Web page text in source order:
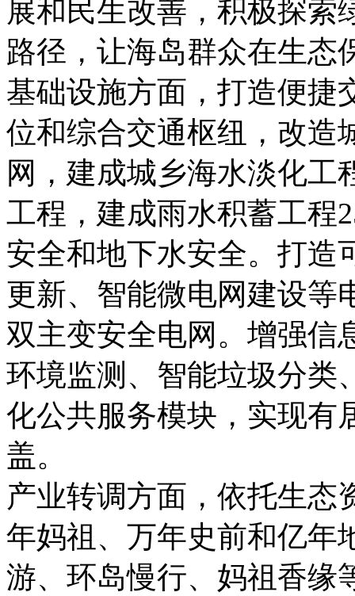
展和民生改善，积极探索
路径，让海岛群众在生态
基础设施方面，打造便捷
位和综合交通枢纽，改造
网，建成城乡海水淡化工
工程，建成雨水积蓄工程
安全和地下水安全。打造
更新、智能微电网建设等
双主变安全电网。增强信
环境监测、智能垃圾分类
化公共服务模块，实现有
盖。
产业转调方面，依托生态
年妈祖、万年史前和亿年
游、环岛慢行、妈祖香缘